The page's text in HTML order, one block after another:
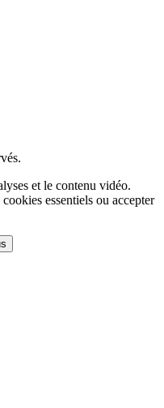
et le contenu vidéo.
essentiels ou accepter